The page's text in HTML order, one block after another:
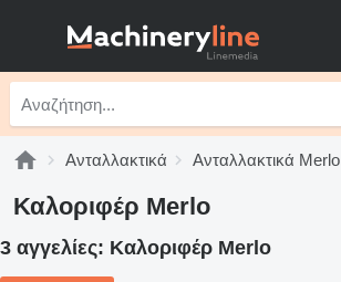
Ανταλλακτικά Ανταλλακτικά Merlo
Καλοριφέρ Merlo
3 αγγελίες: Καλοριφέρ Merlo